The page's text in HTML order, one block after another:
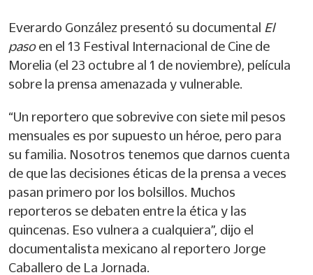
Everardo González presentó su documental El
pasoen el 13 Festival Internacional de Cine de
Morelia (el 23 octubre al 1 de noviembre), película
sobre la prensa amenazada y vulnerable.
“Un reportero que sobrevive con siete mil pesos
mensuales es por supuesto un héroe, pero para
su familia. Nosotros tenemos que darnos cuenta
de que las decisiones éticas de la prensa a veces
pasan primero por los bolsillos. Muchos
reporteros se debaten entre la ética y las
quincenas. Eso vulnera a cualquiera”, dijo el
documentalista mexicano al reportero Jorge
Caballero de La Jornada.